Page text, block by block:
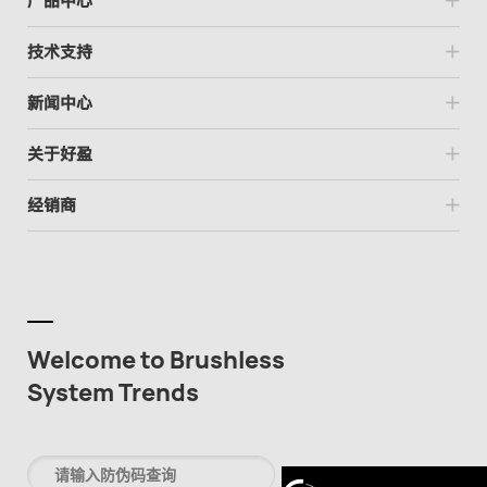
技术支持
新闻中心
关于好盈
经销商
Welcome to Brushless
System Trends